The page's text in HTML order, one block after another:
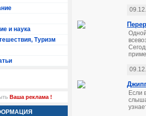
Если
и наука
Туризм
Ваша реклама !